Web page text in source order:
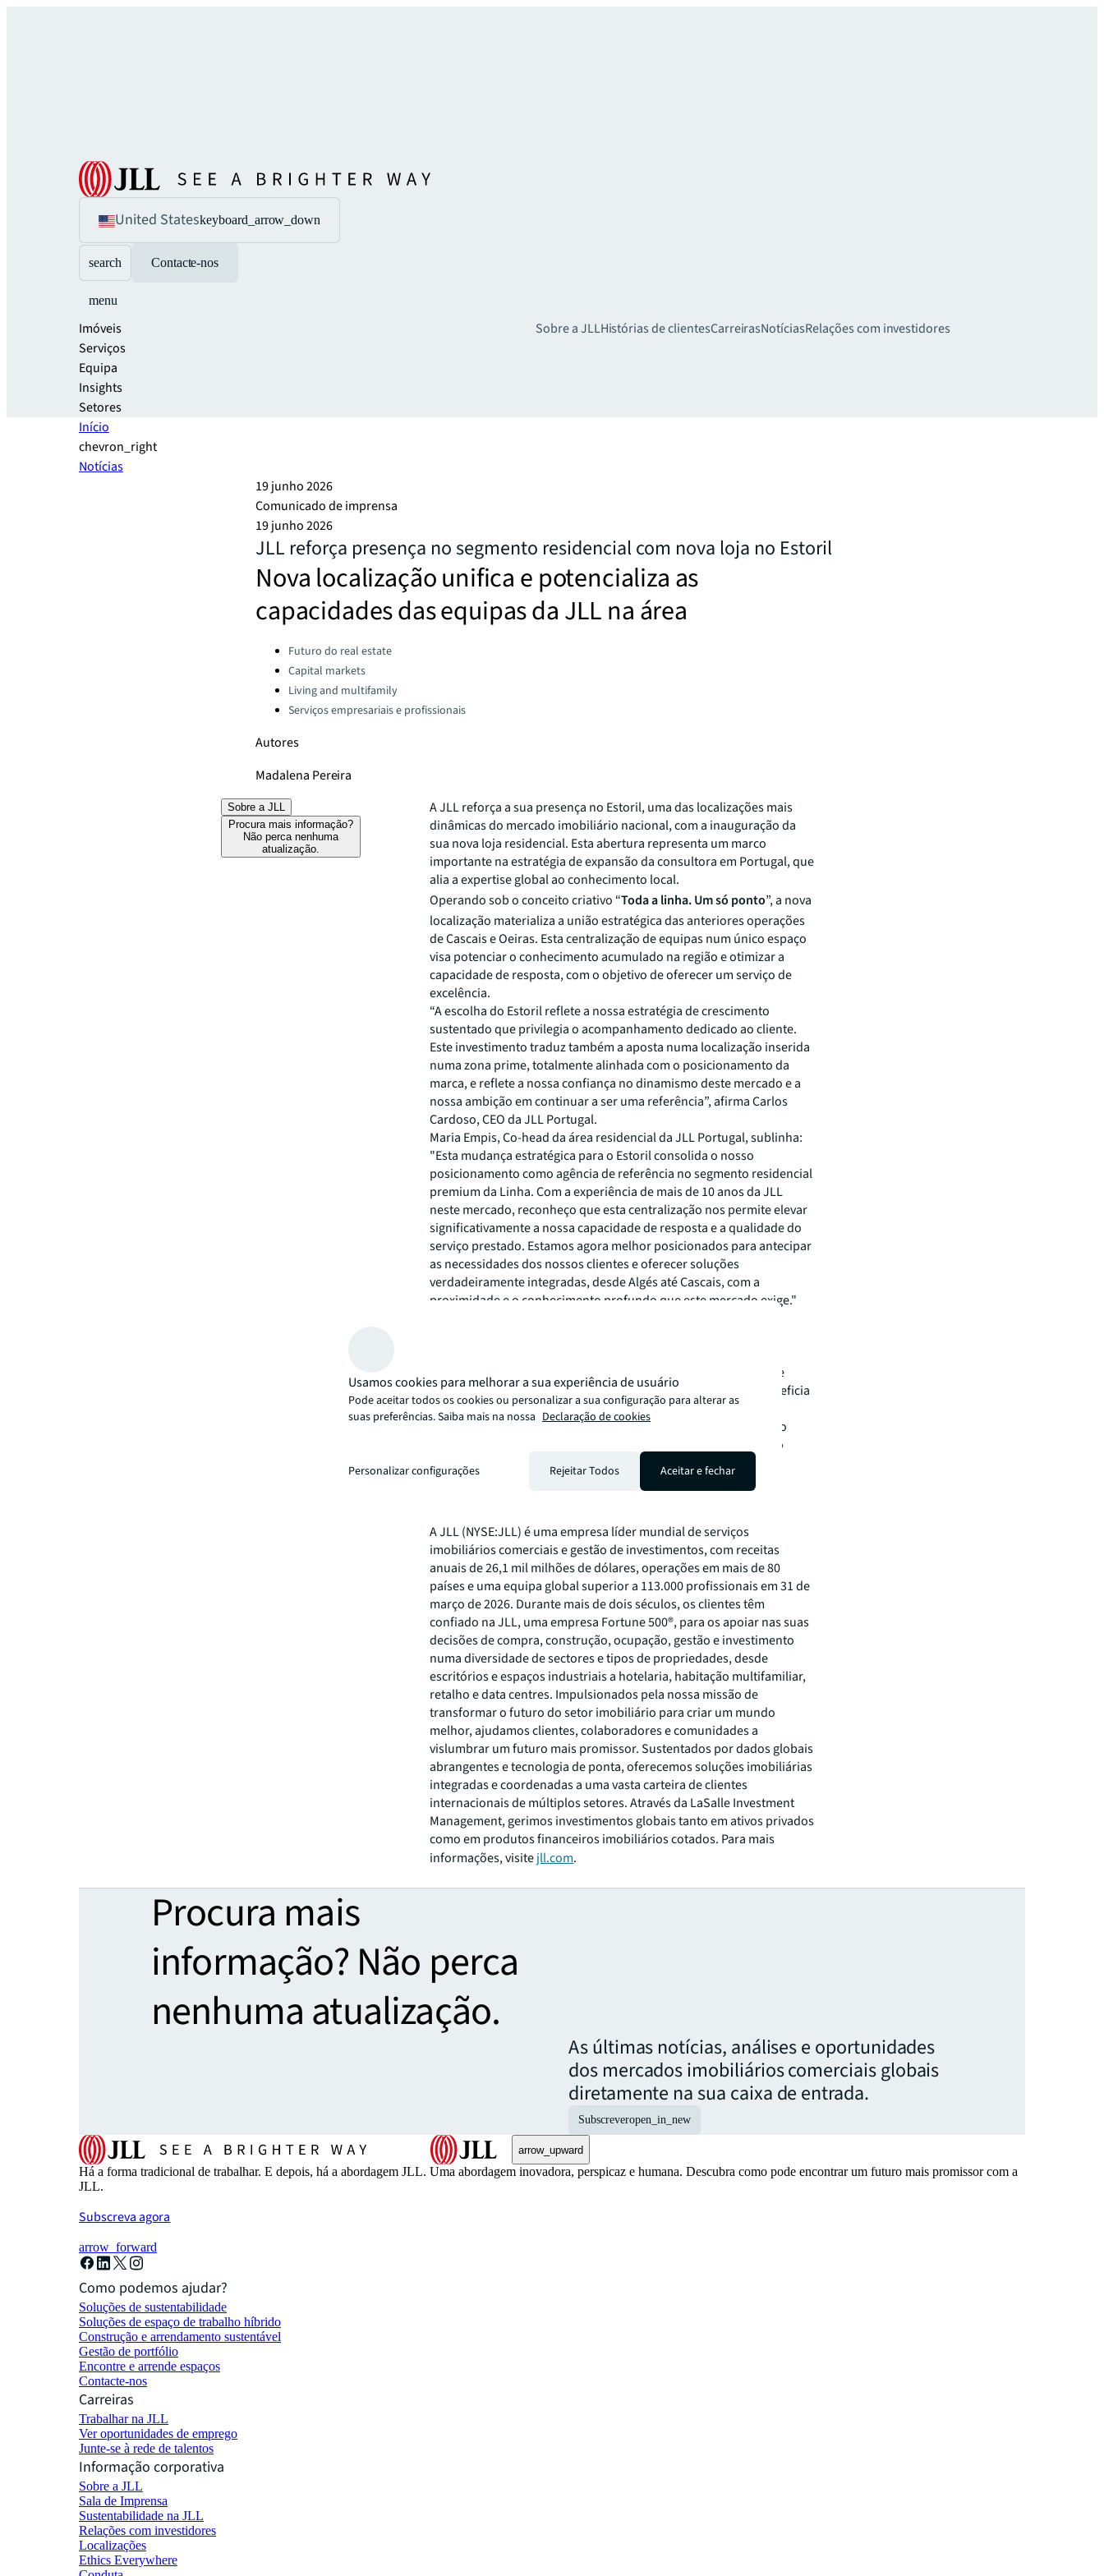
United Stateskeyboard_arrow_down
search Contacte-nos
menu
Imóveis
Serviços
Equipa
Insights
Setores
Sobre a JLLHistórias de clientesCarreirasNotíciasRelações com investidores
Início
chevron_right
Notícias
19 junho 2026
Comunicado de imprensa
19 junho 2026
JLL reforça presença no segmento residencial com nova loja no Estoril
Nova localização unifica e potencializa as
capacidades das equipas da JLL na área
Categories:Futuro do real estate
Capital markets
Living and multifamily
Serviços empresariais e profissionais
Autores
Madalena Pereira
Sobre a JLL
Procura mais informação?
Não perca nenhuma
atualização.
A JLL reforça a sua presença no Estoril, uma das localizações mais
dinâmicas do mercado imobiliário nacional, com a inauguração da
sua nova loja residencial. Esta abertura representa um marco
importante na estratégia de expansão da consultora em Portugal, que
alia a expertise global ao conhecimento local.
Operando sob o conceito criativo “Toda a linha. Um só ponto”, a nova
localização materializa a união estratégica das anteriores operações
de Cascais e Oeiras. Esta centralização de equipas num único espaço
visa potenciar o conhecimento acumulado na região e otimizar a
capacidade de resposta, com o objetivo de oferecer um serviço de
excelência.
“A escolha do Estoril reflete a nossa estratégia de crescimento
sustentado que privilegia o acompanhamento dedicado ao cliente.
Este investimento traduz também a aposta numa localização inserida
numa zona prime, totalmente alinhada com o posicionamento da
marca, e reflete a nossa confiança no dinamismo deste mercado e a
nossa ambição em continuar a ser uma referência”, afirma Carlos
Cardoso, CEO da JLL Portugal.
Maria Empis, Co-head da área residencial da JLL Portugal, sublinha:
"Esta mudança estratégica para o Estoril consolida o nosso
posicionamento como agência de referência no segmento residencial
premium da Linha. Com a experiência de mais de 10 anos da JLL
neste mercado, reconheço que esta centralização nos permite elevar
significativamente a nossa capacidade de resposta e a qualidade do
serviço prestado. Estamos agora melhor posicionados para antecipar
as necessidades dos nossos clientes e oferecer soluções
verdadeiramente integradas, desde Algés até Cascais, com a
proximidade e o conhecimento profundo que este mercado exige."
conhecimento. Esta nova configuração permite-nos trabalhar de
forma ainda mais colaborativa, garantindo que cada cliente beneficia
da experiência combinada de toda a equipa na região da Linha."
Com este novo espaço, a JLL solidifica o seu compromisso com o
segmento residencial premium, e a sua posição de referência no
setor imobiliário em Portugal, apostando em localizações
estratégicas que melhoram a experiência do cliente.
A JLL (NYSE:JLL) é uma empresa líder mundial de serviços
imobiliários comerciais e gestão de investimentos, com receitas
anuais de 26,1 mil milhões de dólares, operações em mais de 80
países e uma equipa global superior a 113.000 profissionais em 31 de
março de 2026. Durante mais de dois séculos, os clientes têm
confiado na JLL, uma empresa Fortune 500®, para os apoiar nas suas
decisões de compra, construção, ocupação, gestão e investimento
numa diversidade de sectores e tipos de propriedades, desde
escritórios e espaços industriais a hotelaria, habitação multifamiliar,
retalho e data centres. Impulsionados pela nossa missão de
transformar o futuro do setor imobiliário para criar um mundo
melhor, ajudamos clientes, colaboradores e comunidades a
vislumbrar um futuro mais promissor. Sustentados por dados globais
abrangentes e tecnologia de ponta, oferecemos soluções imobiliárias
integradas e coordenadas a uma vasta carteira de clientes
internacionais de múltiplos setores. Através da LaSalle Investment
Management, gerimos investimentos globais tanto em ativos privados
como em produtos financeiros imobiliários cotados. Para mais
informações, visitejll.com.
Procura mais
informação? Não perca
nenhuma atualização.
As últimas notícias, análises e oportunidades
dos mercados imobiliários comerciais globais
diretamente na sua caixa de entrada.
Subscreveropen_in_new
arrow_upward
Há a forma tradicional de trabalhar. E depois, há a abordagem JLL. Uma abordagem inovadora, perspicaz e humana. Descubra como pode encontrar um futuro mais promissor com a
JLL.
Subscreva agora
arrow_forward
Como podemos ajudar?
Soluções de sustentabilidade
Soluções de espaço de trabalho híbrido
Construção e arrendamento sustentável
Gestão de portfólio
Encontre e arrende espaços
Contacte-nos
Carreiras
Trabalhar na JLL
Ver oportunidades de emprego
Junte-se à rede de talentos
Informação corporativa
Sobre a JLL
Sala de Imprensa
Sustentabilidade na JLL
Relações com investidores
Localizações
Ethics Everywhere
Usamos cookies para melhorar a sua experiência de usuário
Pode aceitar todos os cookies ou personalizar a sua configuração para alterar as
suas preferências. Saiba mais na nossa Declaração de cookies
Personalizar configurações Rejeitar Todos Aceitar e fechar